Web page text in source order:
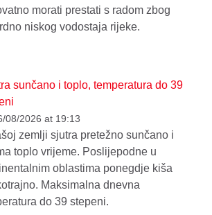
morati prestati s radom zbog
niskog vodostaja rijeke.
sunčano i toplo, temperatura do 39
08/2026 at 19:13
zemlji sjutra pretežno sunčano i
toplo vrijeme. Poslijepodne u
oblastima ponegdje kiša
Maksimalna dnevna
do 39 stepeni.